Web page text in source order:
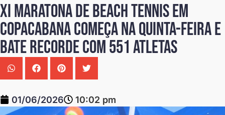
XI Maratona de Beach Tennis em
Copacabana começa na quinta-feira e
bate recorde com 551 atletas
01/06/2026 10:02 pm